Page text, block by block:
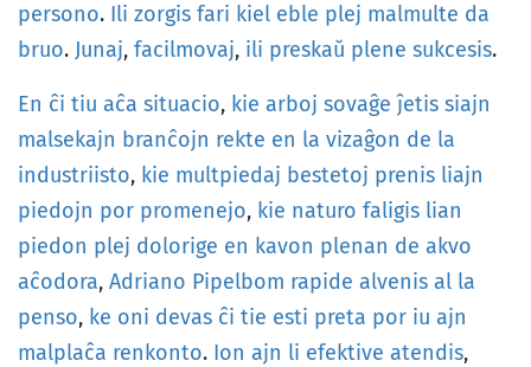
persono. Ili zorgis fari kiel eble plej malmulte da
bruo. Junaj, facilmovaj, ili preskaŭ plene sukcesis.
En ĉi tiu aĉa situacio, kie arboj sovaĝe ĵetis siajn
malsekajn branĉojn rekte en la vizaĝon de la
industriisto, kie multpiedaj bestetoj prenis liajn
piedojn por promenejo, kie naturo faligis lian
piedon plej dolorige en kavon plenan de akvo
aĉodora, Adriano Pipelbom rapide alvenis al la
penso, ke oni devas ĉi tie esti preta por iu ajn
malplaĉa renkonto. Ion ajn li efektive atendis,